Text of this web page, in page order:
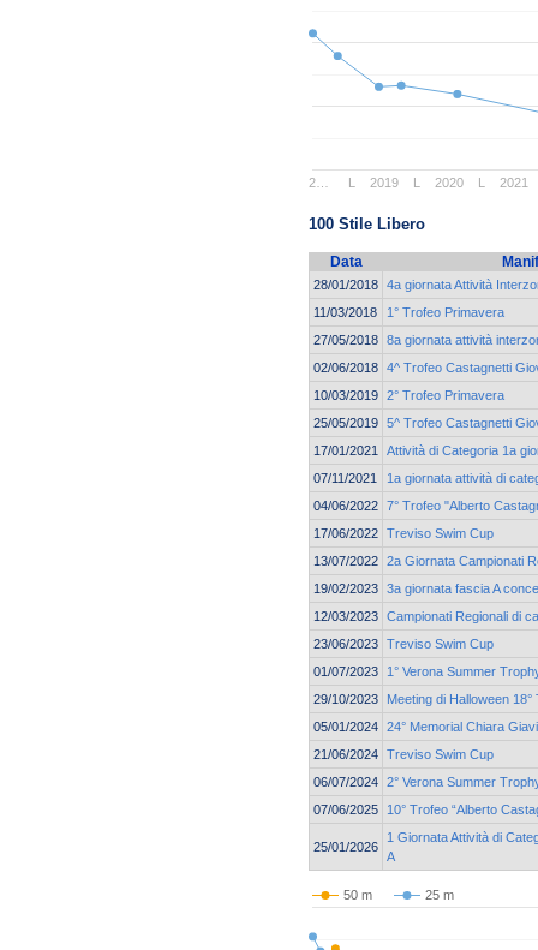
2… 2019 2020 2021
L L L
100 Stile Libero
Data
28/01/2018 4a giornata Attività
11/03/2018
1° Trofeo Primavera
27/05/2018 8a giornata attività
02/06/2018 4^ Trofeo Castagnetti
10/03/2019 2° Trofeo Primavera
25/05/2019 5^ Trofeo Castagnetti
17/01/2021
Attività di Categoria 1a
07/11/2021
1a giornata attività di
04/06/2022 7° Trofeo "Alberto
17/06/2022 Treviso Swim Cup
13/07/2022 2a Giornata Campionati
19/02/2023 3a giornata fascia A
12/03/2023 Campionati Regionali di
23/06/2023 Treviso Swim Cup
01/07/2023
1° Verona Summer
29/10/2023
Meeting di Halloween
05/01/2024 24° Memorial Chiara
21/06/2024 Treviso Swim Cup
06/07/2024 2° Verona Summer
07/06/2025
10° Trofeo “Alberto
25/01/2026
1 Giornata Attività di
A
50 m 25 m